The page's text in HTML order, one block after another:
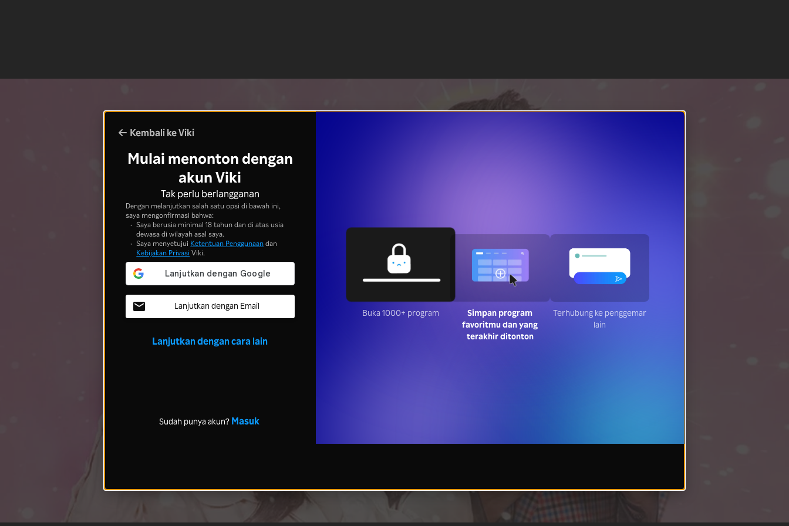
Kembali ke Viki
Mulai menonton dengan
akun Viki
Tak perlu berlangganan
Dengan melanjutkan salah satu opsi di bawah ini,
saya mengonfirmasi bahwa:
Saya berusia minimal 18 tahun dan di atas usia
dewasa di wilayah asal saya.
Saya menyetujui Ketentuan Penggunaandan
Kebijakan Privasi Viki.
Lanjutkan dengan Email
Lanjutkan dengan cara lain
Sudah punya akun? Masuk
Buka 1000+ program
Simpan program
favoritmu dan yang
terakhir ditonton
Terhubung ke penggemar
lain